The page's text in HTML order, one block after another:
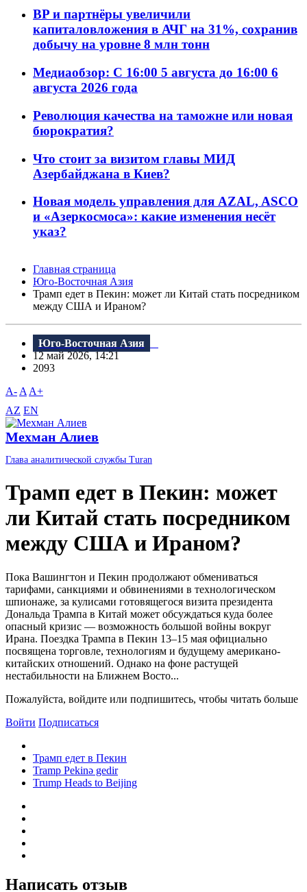
BP и партнёры увеличили
капиталовложения в АЧГ на 31%, сохранив
добычу на уровне 8 млн тонн
Медиаобзор: С 16:00 5 августа до 16:00 6
августа 2026 года
Революция качества на таможне или новая
бюрократия?
Что стоит за визитом главы МИД
Азербайджана в Киев?
Новая модель управления для AZAL, ASCO
и «Азеркосмоса»: какие изменения несёт
указ?
Главная страница
Юго-Восточная Азия
Трамп едет в Пекин: может ли Китай стать посредником
между США и Ираном?
Юго-Восточная Азия
12 май 2026, 14:21
2093
A- A A+
AZ EN
Мехман Алиев
Глава аналитической службы Turan
Трамп едет в Пекин: может
ли Китай стать посредником
между США и Ираном?
Пока Вашингтон и Пекин продолжают обмениваться
тарифами, санкциями и обвинениями в технологическом
шпионаже, за кулисами готовящегося визита президента
Дональда Трампа в Китай может обсуждаться куда более
опасный кризис — возможность большой войны вокруг
Ирана. Поездка Трампа в Пекин 13–15 мая официально
посвящена торговле, технологиям и будущему американо-
китайских отношений. Однако на фоне растущей
нестабильности на Ближнем Восто...
Пожалуйста, войдите или подпишитесь, чтобы читать больше
Войти Подписаться
Трамп едет в Пекин
Tramp Pekinə gedir
Trump Heads to Beijing
Написать отзыв